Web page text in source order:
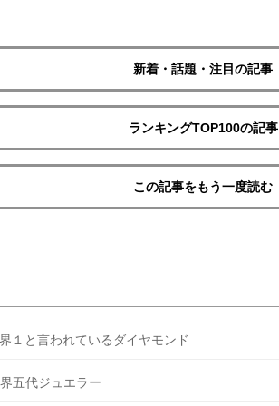
新着・話題・注目の記事
ランキングTOP100の記事
この記事をもう一度読む
１と言われているダイヤモンド
五代ジュエラー